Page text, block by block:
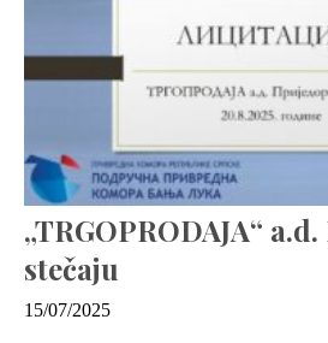
„TRGOPRODAJA“
stečaju
15/07/2025